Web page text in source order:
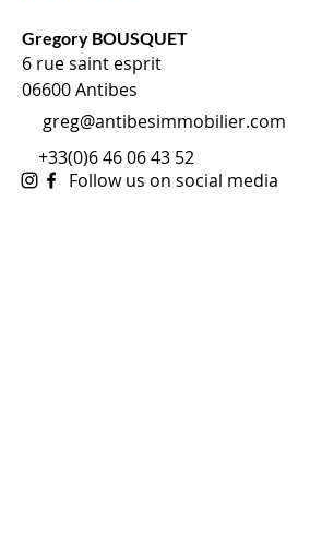
Gregory BOUSQUET
6 rue saint esprit
06600 Antibes
greg@antibesimmobilier.com
+33(0)6 46 06 43 52
Follow us on social media